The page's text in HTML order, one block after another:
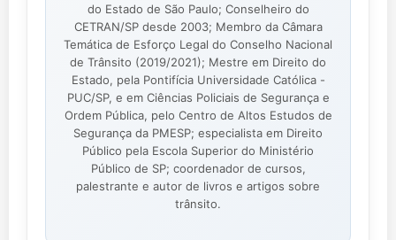
do Estado de São Paulo; Conselheiro do
CETRAN/SP desde 2003; Membro da Câmara
Temática de Esforço Legal do Conselho Nacional
de Trânsito (2019/2021); Mestre em Direito do
Estado, pela Pontifícia Universidade Católica -
PUC/SP, e em Ciências Policiais de Segurança e
Ordem Pública, pelo Centro de Altos Estudos de
Segurança da PMESP; especialista em Direito
Público pela Escola Superior do Ministério
Público de SP; coordenador de cursos,
palestrante e autor de livros e artigos sobre
trânsito.